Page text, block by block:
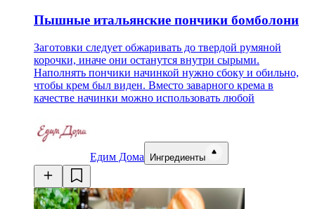
Пышные итальянские пончики бомболони
Заготовки следует обжаривать до твердой румяной
корочки, иначе они останутся внутри сырыми.
Наполнять пончики начинкой нужно сбоку и обильно,
чтобы крем был виден. Вместо заварного крема в
качестве начинки можно использовать любой
Едим Дома Ингредиенты